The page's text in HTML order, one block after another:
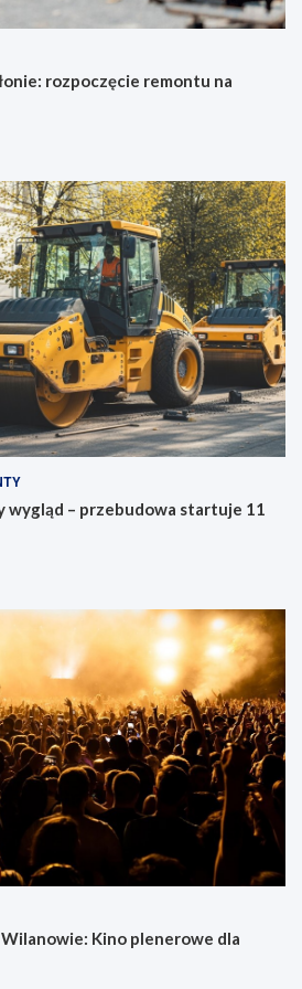
rozpoczęcie remontu na
wygląd – przebudowa startuje 11
Kino plenerowe dla